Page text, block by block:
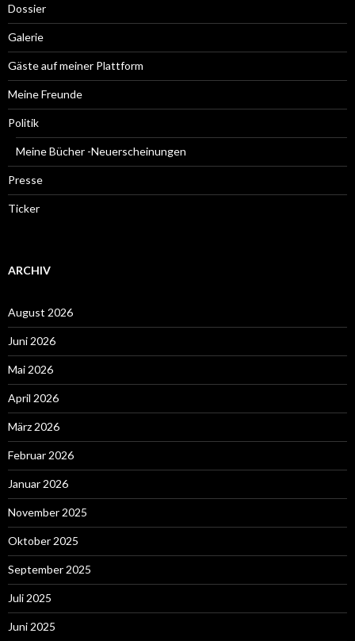
Dossier
Galerie
Gäste auf meiner Plattform
Meine Freunde
Politik
Meine Bücher -Neuerscheinungen
Presse
Ticker
ARCHIV
August 2026
Juni 2026
Mai 2026
April 2026
März 2026
Februar 2026
Januar 2026
November 2025
Oktober 2025
September 2025
Juli 2025
Juni 2025